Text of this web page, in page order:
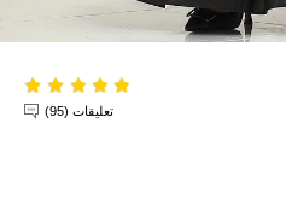
تعليقات (95)